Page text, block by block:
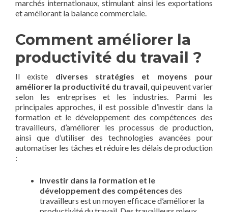
marchés internationaux, stimulant ainsi les exportations
et améliorant la balance commerciale.
Comment améliorer la
productivité du travail ?
Il existe diverses stratégies et moyens pour
améliorer la productivité du travail , qui peuvent varier
selon les entreprises et les industries. Parmi les
principales approches, il est possible d’investir dans la
formation et le développement des compétences des
travailleurs, d’améliorer les processus de production,
ainsi que d’utiliser des technologies avancées pour
automatiser les tâches et réduire les délais de production
:
Investir dans la formation et le
développement des compétences des
travailleurs est un moyen efficace d’améliorer la